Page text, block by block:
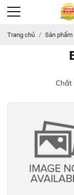
Trang chủ Sản phẩm
Chất